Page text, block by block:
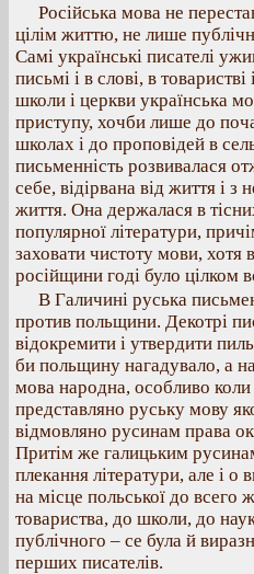
Російська мова не
цілім життю, не лише
Самі українські писателі
письмі і в слові, в
школи і церкви українська
приступу, хочби лише до
школах і до проповідей в
письменність розвивалася
себе, відірвана від життя і
життя. Она держалася в
популярної літератури,
заховати чистоту мови, хотя
російщини годі було цілком
В Галичині руська
против польщини. Декотрі
відокремити і утвердити
би польщину нагадувало, а
мова народна, особливо
представляно руську мову
відмовляно русинам права
Притім же галицьким
плекання літератури, але і
на місце польської до всего
товариства, до школи, до
публічного – се була й
перших писателів.